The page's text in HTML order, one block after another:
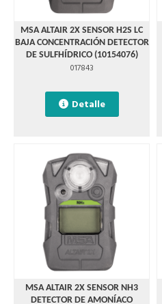
MSA ALTAIR 2X SENSOR H2S LC
BAJA CONCENTRACIÓN DETECTOR
DE SULFHÍDRICO (10154076)
017843
Detalle
MSA ALTAIR 2X SENSOR NH3
DETECTOR DE AMONÍACO